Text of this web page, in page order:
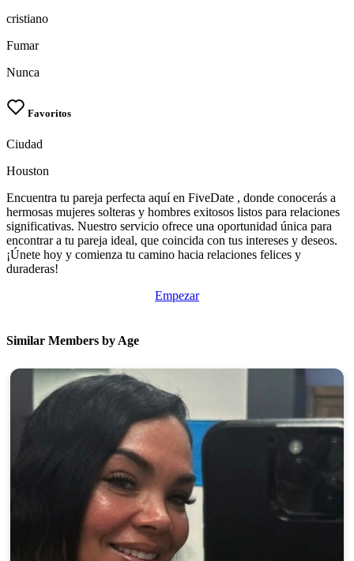
cristiano
Fumar
Nunca
Favoritos
Ciudad
Houston
Encuentra tu pareja perfecta aquí en FiveDate , donde conocerás a
hermosas mujeres solteras y hombres exitosos listos para relaciones
significativas. Nuestro servicio ofrece una oportunidad única para
encontrar a tu pareja ideal, que coincida con tus intereses y deseos.
¡Únete hoy y comienza tu camino hacia relaciones felices y
duraderas!
Empezar
Similar Members by Age